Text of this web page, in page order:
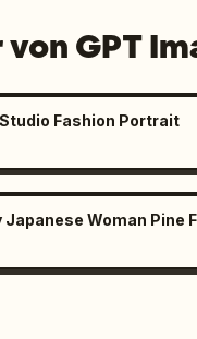
von GPT
Fashion Portrait
Japanese Woman Pine